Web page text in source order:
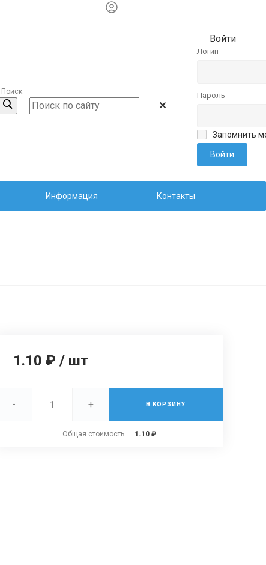
Поиск
Войти
Логин
Пароль
Запомнить
Информация Контакты
1.10 ₽ / шт
- + В КОРЗИНУ
Общая стоимость 1.10 ₽